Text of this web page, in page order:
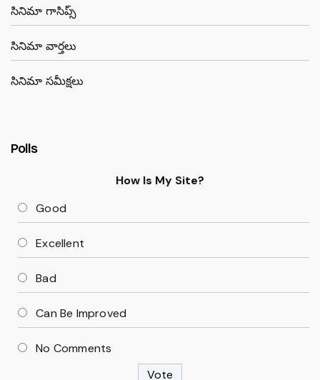
సినిమా గాసిప్స్
సినిమా వార్తలు
సినిమా సమీక్షలు
Polls
How Is My Site?
Good
Excellent
Bad
Can Be Improved
No Comments